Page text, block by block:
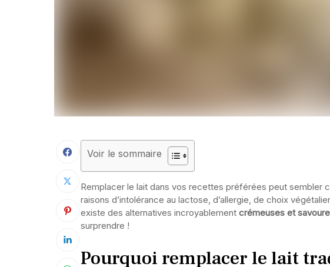
Voir le sommaire
Remplacer le lait dans vos recettes préférées peut sembler
raisons d’intolérance au lactose, d’allergie, de choix
existe des alternatives incroyablement crémeuses et
surprendre !
Pourquoi remplacer le lait